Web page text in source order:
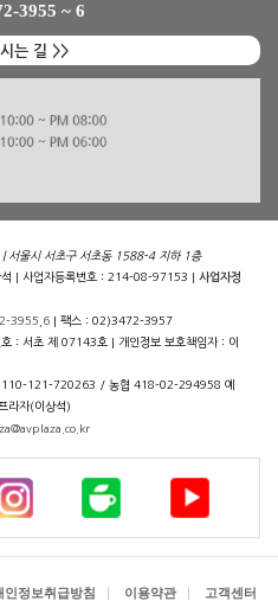
3955 ~ 6
는 길 >>
서울시 서초구 서초동 1588-4 지하 1층
석 | 사업자등록번호 : 214-08-97153 |사업자정
3955,6 | 팩스 : 02)3472-3957
호 : 서초 제 07143호 | 개인정보 보호책임자 : 이
110-121-720263 / 농협 418-02-294958 예
라자(이상석)
인정보취급방침 이용약관 고객센터